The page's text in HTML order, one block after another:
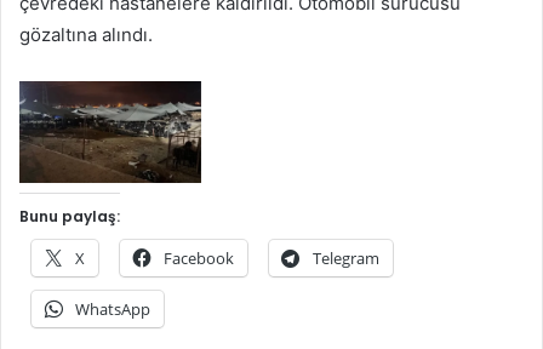
gözaltına alındı.
Bunu paylaş:
X Facebook Telegram
WhatsApp